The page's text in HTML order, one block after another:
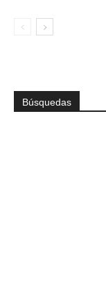
Búsquedas